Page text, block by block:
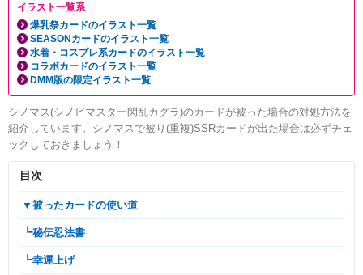
イラスト一覧系
爆乳祭カードのイラスト一覧
SEASONカードのイラスト一覧
水着・コスプレ系カードのイラスト一覧
コラボカードのイラスト一覧
DMM版の限定イラスト一覧
シノマス(シノビマスター閃乱カグラ)のカードが被った場合の対処方法を
紹介しています。シノマスで被り(重複)SSRカードが出た場合は必ずチェ
ックしておきましょう！
目次
▼被ったカードの使い道
┗秘伝忍法書
┗幸運上げ